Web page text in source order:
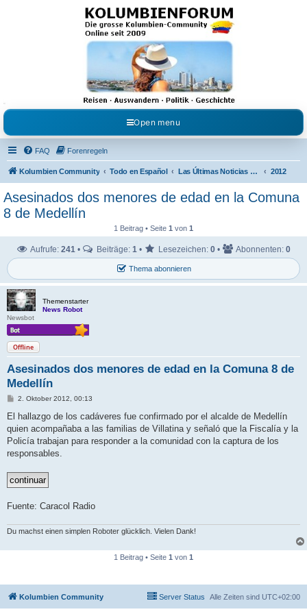
Kolumbienforum - Das
grosse Forum der
Freunde Kolumbiens
Reisen, Auswandern, Kultur, Politik, Geschichte und Visum in Kolumbien und Venezuela.
Austausch, Erfahrungen und Gemeinschaft im Kolumbienforum
Open menu
FAQ Forenregeln
Kolumbien Community Todo en Español Las Últimas Noticias en Español 2012
Asesinados dos menores de edad en la Comuna
8 de Medellín
1 Beitrag • Seite 1 von 1
Thema abonnieren
Aufrufe: 241 • Beiträge: 1 • Lesezeichen: 0 • Abonnenten: 0
Themenstarter
News Robot
Newsbot
Offline
Asesinados dos menores de edad en la Comuna 8 de
Medellín
B
r
a
2. Oktober 2012, 00:13
El hallazgo de los cadáveres fue confirmado por el alcalde de Medellín
quien acompañaba a las familias de Villatina y señaló que la Fiscalía y la
Policía trabajan para responder a la comunidad con la captura de los
responsables.
Fuente: Caracol Radio
Du machst einen simplen Roboter glücklich. Vielen Dank!
1 Beitrag • Seite 1 von 1
Kolumbien Community Alle Zeiten sind UTC+02:00
Server Status